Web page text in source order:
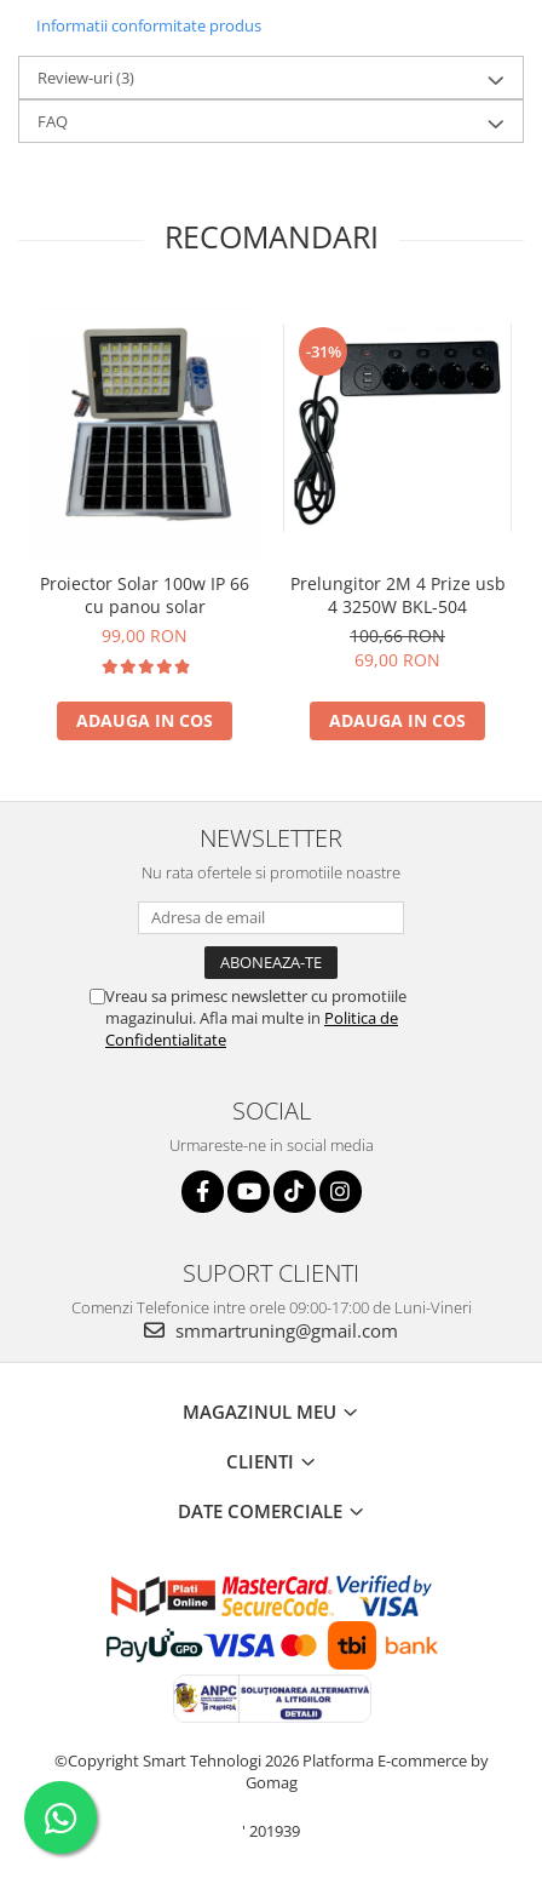
Informatii conformitate produs
Review-uri(3)
FAQ
RECOMANDARI
Proiector Solar 100w IP 66
cu panou solar
99,00 RON
ADAUGA IN COS
-31%
Prelungitor 2M 4 Prize usb
4 3250W BKL-504
100,66 RON
69,00 RON
ADAUGA IN COS
NEWSLETTER
Nu rata ofertele si promotiile noastre
Vreau sa primesc newsletter cu promotiile
magazinului. Afla mai multe in Politica de
Confidentialitate
SOCIAL
Urmareste-ne in social media
SUPORT CLIENTI
Comenzi Telefonice intre orele 09:00-17:00 de Luni-Vineri
smmartruning@gmail.com
MAGAZINUL MEU
CLIENTI
DATE COMERCIALE
©Copyright Smart Tehnologi 2026 Platforma E-commerce by
Gomag
' 201939